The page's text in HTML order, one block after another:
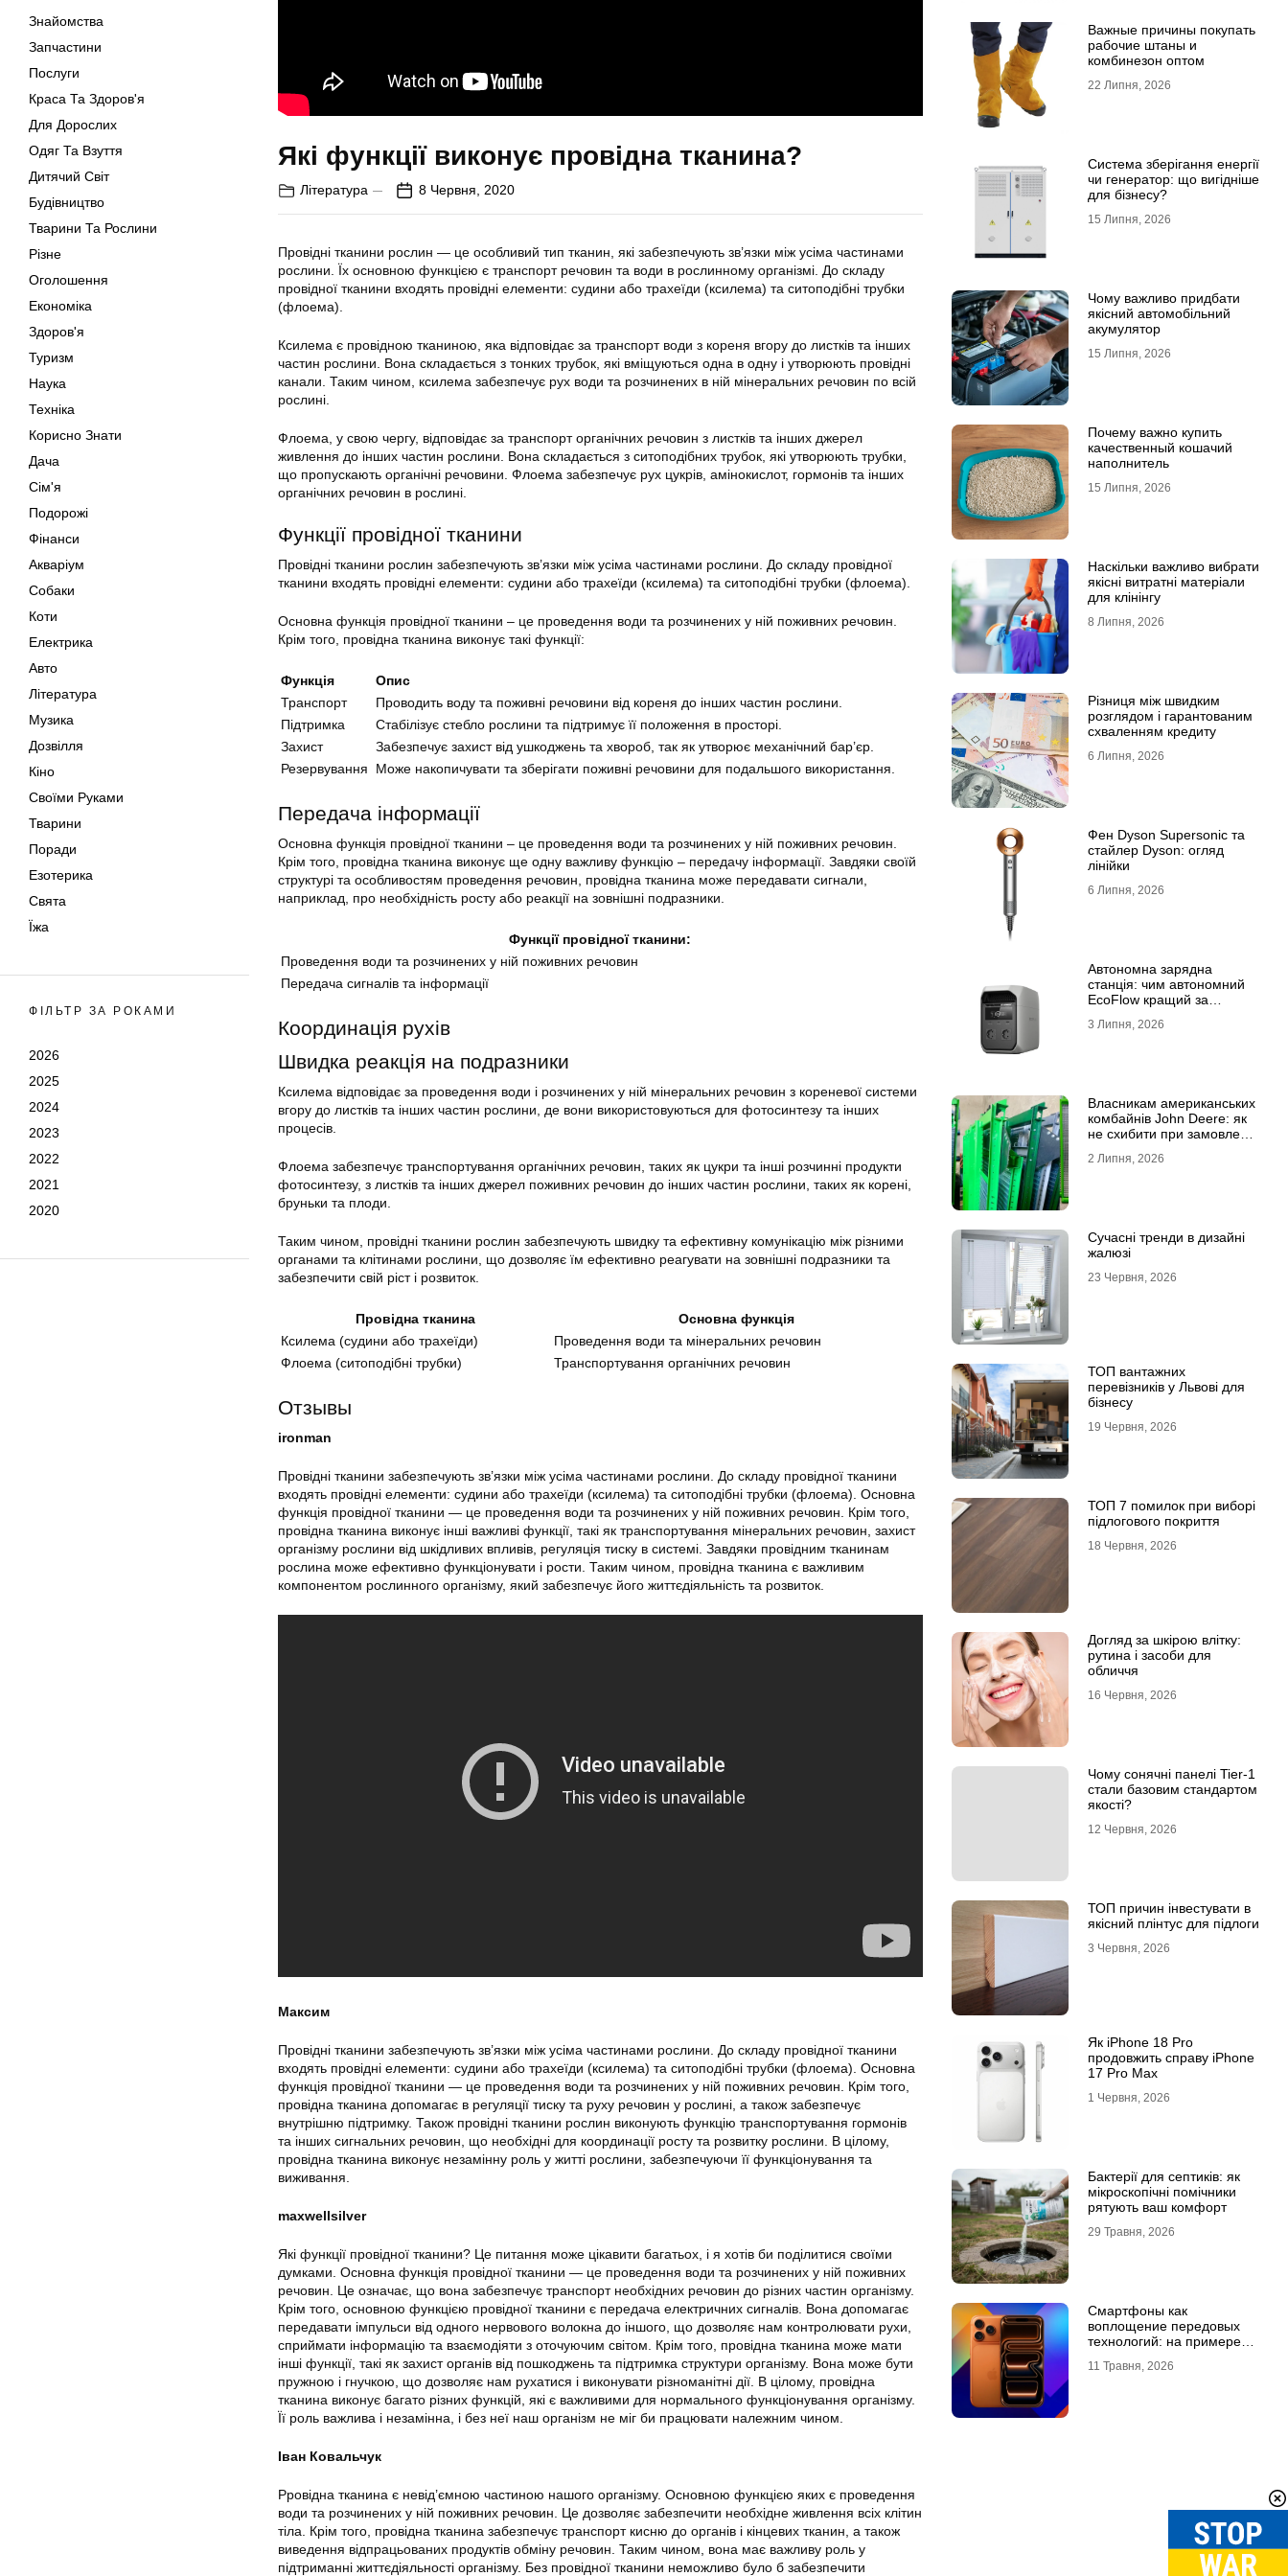
Знайомства
Запчастини
Послуги
Краса Та Здоров'я
Для Дорослих
Одяг Та Взуття
Дитячий Світ
Будівництво
Тварини Та Рослини
Різне
Оголошення
Економіка
Здоров'я
Туризм
Наука
Техніка
Корисно Знати
Дача
Сім'я
Подорожі
Фінанси
Акваріум
Собаки
Коти
Електрика
Авто
Література
Музика
Дозвілля
Кіно
Своїми Руками
Тварини
Поради
Езотерика
Свята
Їжа
ФІЛЬТР ЗА РОКАМИ
2026
2025
2024
2023
2022
2021
2020
Які функції виконує провідна тканина?
Література 8 Червня, 2020
Провідні тканини рослин — це особливий тип тканин, які забезпечують зв’язки між усіма частинами
рослини. Їх основною функцією є транспорт речовин та води в рослинному організмі. До складу
провідної тканини входять провідні елементи: судини або трахеїди (ксилема) та ситоподібні трубки
(флоема).
Ксилема є провідною тканиною, яка відповідає за транспорт води з кореня вгору до листків та інших
частин рослини. Вона складається з тонких трубок, які вміщуються одна в одну і утворюють провідні
канали. Таким чином, ксилема забезпечує рух води та розчинених в ній мінеральних речовин по всій
рослині.
Флоема, у свою чергу, відповідає за транспорт органічних речовин з листків та інших джерел
живлення до інших частин рослини. Вона складається з ситоподібних трубок, які утворюють трубки,
що пропускають органічні речовини. Флоема забезпечує рух цукрів, амінокислот, гормонів та інших
органічних речовин в рослині.
Функції провідної тканини
Провідні тканини рослин забезпечують зв’язки між усіма частинами рослини. До складу провідної
тканини входять провідні елементи: судини або трахеїди (ксилема) та ситоподібні трубки (флоема).
Основна функція провідної тканини – це проведення води та розчинених у ній поживних речовин.
Крім того, провідна тканина виконує такі функції:
Функція
Опис
Транспорт
Проводить воду та поживні речовини від кореня до інших частин рослини.
Підтримка
Стабілізує стебло рослини та підтримує її положення в просторі.
Захист
Забезпечує захист від ушкоджень та хвороб, так як утворює механічний бар’єр.
Резервування
Може накопичувати та зберігати поживні речовини для подальшого використання.
Передача інформації
Основна функція провідної тканини – це проведення води та розчинених у ній поживних речовин.
Крім того, провідна тканина виконує ще одну важливу функцію – передачу інформації. Завдяки своїй
структурі та особливостям проведення речовин, провідна тканина може передавати сигнали,
наприклад, про необхідність росту або реакції на зовнішні подразники.
Функції провідної тканини:
Проведення води та розчинених у ній поживних речовин
Передача сигналів та інформації
Координація рухів
Швидка реакція на подразники
Ксилема відповідає за проведення води і розчинених у ній мінеральних речовин з кореневої системи
вгору до листків та інших частин рослини, де вони використовуються для фотосинтезу та інших
процесів.
Флоема забезпечує транспортування органічних речовин, таких як цукри та інші розчинні продукти
фотосинтезу, з листків та інших джерел поживних речовин до інших частин рослини, таких як корені,
бруньки та плоди.
Таким чином, провідні тканини рослин забезпечують швидку та ефективну комунікацію між різними
органами та клітинами рослини, що дозволяє їм ефективно реагувати на зовнішні подразники та
забезпечити свій ріст і розвиток.
Провідна тканина
Основна функція
Ксилема (судини або трахеїди)
Проведення води та мінеральних речовин
Флоема (ситоподібні трубки)
Транспортування органічних речовин
Отзывы
ironman
Провідні тканини забезпечують зв’язки між усіма частинами рослини. До складу провідної тканини
входять провідні елементи: судини або трахеїди (ксилема) та ситоподібні трубки (флоема). Основна
функція провідної тканини — це проведення води та розчинених у ній поживних речовин. Крім того,
провідна тканина виконує інші важливі функції, такі як транспортування мінеральних речовин, захист
організму рослини від шкідливих впливів, регуляція тиску в системі. Завдяки провідним тканинам
рослина може ефективно функціонувати і рости. Таким чином, провідна тканина є важливим
компонентом рослинного організму, який забезпечує його життєдіяльність та розвиток.
Максим
Провідні тканини забезпечують зв’язки між усіма частинами рослини. До складу провідної тканини
входять провідні елементи: судини або трахеїди (ксилема) та ситоподібні трубки (флоема). Основна
функція провідної тканини — це проведення води та розчинених у ній поживних речовин. Крім того,
провідна тканина допомагає в регуляції тиску та руху речовин у рослині, а також забезпечує
внутрішню підтримку. Також провідні тканини рослин виконують функцію транспортування гормонів
та інших сигнальних речовин, що необхідні для координації росту та розвитку рослини. В цілому,
провідна тканина виконує незамінну роль у житті рослини, забезпечуючи її функціонування та
виживання.
maxwellsilver
Які функції провідної тканини? Це питання може цікавити багатьох, і я хотів би поділитися своїми
думками. Основна функція провідної тканини — це проведення води та розчинених у ній поживних
речовин. Це означає, що вона забезпечує транспорт необхідних речовин до різних частин організму.
Крім того, основною функцією провідної тканини є передача електричних сигналів. Вона допомагає
передавати імпульси від одного нервового волокна до іншого, що дозволяє нам контролювати рухи,
сприймати інформацію та взаємодіяти з оточуючим світом. Крім того, провідна тканина може мати
інші функції, такі як захист органів від пошкоджень та підтримка структури організму. Вона може бути
пружною і гнучкою, що дозволяє нам рухатися і виконувати різноманітні дії. В цілому, провідна
тканина виконує багато різних функцій, які є важливими для нормального функціонування організму.
Її роль важлива і незамінна, і без неї наш організм не міг би працювати належним чином.
Іван Ковальчук
Pровідна тканина є невід’ємною частиною нашого організму. Основною функцією яких є проведення
води та розчинених у ній поживних речовин. Це дозволяє забезпечити необхідне живлення всіх клітин
тіла. Крім того, провідна тканина забезпечує транспорт кисню до органів і кінцевих тканин, а також
виведення відпрацьованих продуктів обміну речовин. Таким чином, вона має важливу роль у
підтриманні життєдіяльності організму. Без провідної тканини неможливо було б забезпечити
Важные причины покупать
рабочие штаны и
комбинезон оптом
22 Липня, 2026
Система зберігання енергії
чи генератор: що вигідніше
для бізнесу?
15 Липня, 2026
Чому важливо придбати
якісний автомобільний
акумулятор
15 Липня, 2026
Почему важно купить
качественный кошачий
наполнитель
15 Липня, 2026
Наскільки важливо вибрати
якісні витратні матеріали
для клінінгу
8 Липня, 2026
Різниця між швидким
розглядом і гарантованим
схваленням кредиту
6 Липня, 2026
Фен Dyson Supersonic та
стайлер Dyson: огляд
лінійки
6 Липня, 2026
Автономна зарядна
станція: чим автономний
EcoFlow кращий за
3 Липня, 2026
Власникам американських
комбайнів John Deere: як
не схибити при замовленні
2 Липня, 2026
Сучасні тренди в дизайні
жалюзі
23 Червня, 2026
ТОП вантажних
перевізників у Львові для
бізнесу
19 Червня, 2026
ТОП 7 помилок при виборі
підлогового покриття
18 Червня, 2026
Догляд за шкірою влітку:
рутина і засоби для
обличчя
16 Червня, 2026
Чому сонячні панелі Tier-1
стали базовим стандартом
якості?
12 Червня, 2026
ТОП причин інвестувати в
якісний плінтус для підлоги
3 Червня, 2026
Як iPhone 18 Pro
продовжить справу iPhone
17 Pro Max
1 Червня, 2026
Бактерії для септиків: як
мікроскопічні помічники
рятують ваш комфорт
29 Травня, 2026
Смартфоны как
воплощение передовых
технологий: на примере
11 Травня, 2026